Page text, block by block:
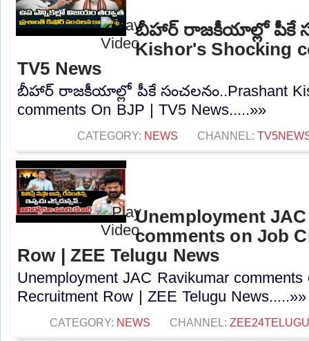
బీహార్ రాజకీయాల్లో పీకే
Kishor's Shocking
TV5 News
బీహార్ రాజకీయాల్లో పీకే సంచలనం..Prashant
comments On BJP | TV5 News.....»»
CATEGORY: NEWS CHANNEL:
Unemployment
comments on Job
Row | ZEE Telugu News
Unemployment JAC Ravikumar
Recruitment Row | ZEE Telugu News.....»»
CATEGORY: NEWS CHANNEL: